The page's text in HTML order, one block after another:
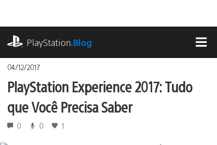
o
conteúdoPlayStation.Blog
04/12/2017
PlayStation Experience 2017: Tudo
que Você Precisa Saber
0 0 1